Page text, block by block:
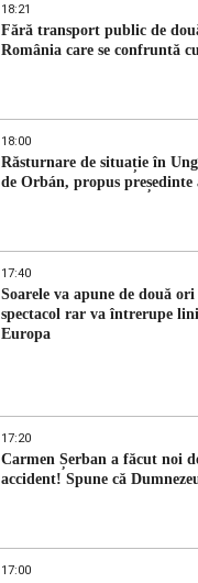
18:21
Fără transport public de
România care se confruntă
18:00
Răsturnare de situație în
de Orbán, propus
17:40
Soarele va apune de două ori
spectacol rar va întrerupe
Europa
17:20
Carmen Șerban a făcut noi
accident! Spune că
17:00